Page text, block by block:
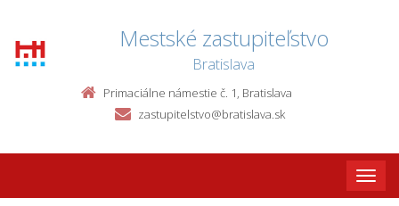
Mestské zastupiteľstvo
Bratislava
Primaciálne námestie č. 1, Bratislava
zastupitelstvo@bratislava.sk
Toggle